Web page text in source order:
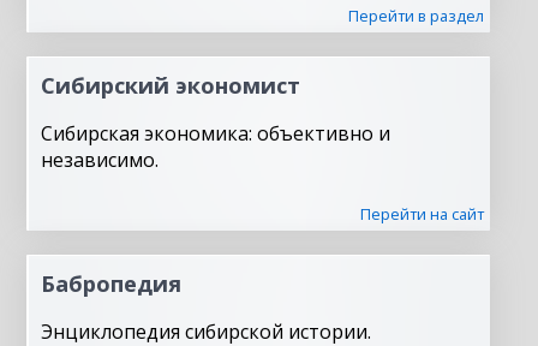
Перейти в раздел
Сибирский экономист
Сибирская экономика: объективно и
независимо.
Перейти на сайт
Бабропедия
Энциклопедия сибирской истории.